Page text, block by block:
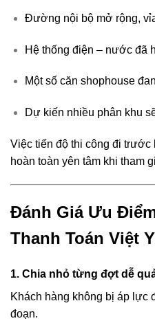
Đường nội bộ mở rộng,
Hệ thống điện – nước đã
Một số căn shophouse
Dự kiến nhiều phân khu
Việc tiến độ thi công đi trước
hoàn toàn yên tâm khi tham
Đánh Giá Ưu
Thanh Toán Việt
1. Chia nhỏ từng đợt dễ
Khách hàng không bị áp lực
đoạn.